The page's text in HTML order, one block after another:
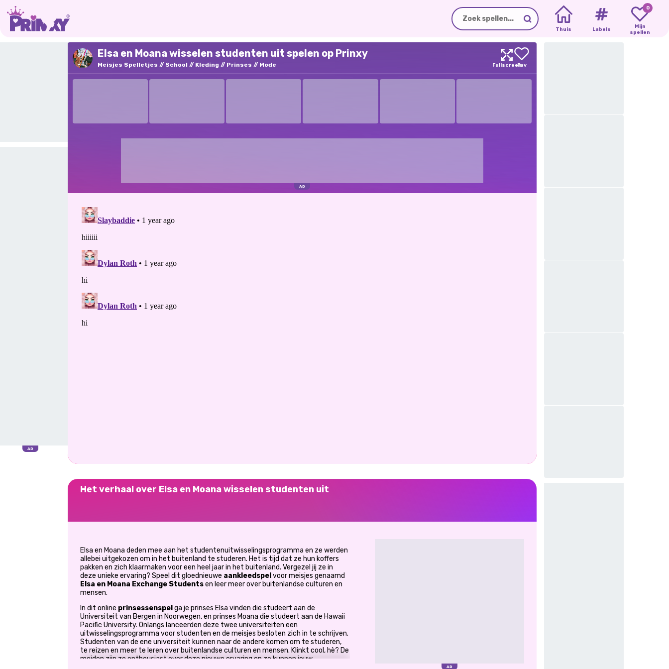
Thuis Labels
0
Mijn
spellen
Elsa en Moana wisselen studenten uit spelen op Prinxy
Meisjes Spelletjes School Kleding Prinses Mode
Het verhaal over Elsa en Moana wisselen studenten uit
Elsa en Moana deden mee aan het studentenuitwisselingsprogramma en ze werden
allebei uitgekozen om in het buitenland te studeren. Het is tijd dat ze hun koffers
pakken en zich klaarmaken voor een heel jaar in het buitenland. Vergezel jij ze in
deze unieke ervaring? Speel dit gloednieuwe aankleedspel voor meisjes genaamd
Elsa en Moana Exchange Studentsen leer meer over buitenlandse culturen en
mensen.
In dit online prinsessenspel ga je prinses Elsa vinden die studeert aan de
Universiteit van Bergen in Noorwegen, en prinses Moana die studeert aan de Hawaii
Pacific University. Onlangs lanceerden deze twee universiteiten een
uitwisselingsprogramma voor studenten en de meisjes besloten zich in te schrijven.
Studenten van de ene universiteit kunnen naar de andere komen om te studeren,
te reizen en meer te leren over buitenlandse culturen en mensen. Klinkt cool, hè? De
meiden zijn zo enthousiast over deze nieuwe ervaring en ze kunnen jouw